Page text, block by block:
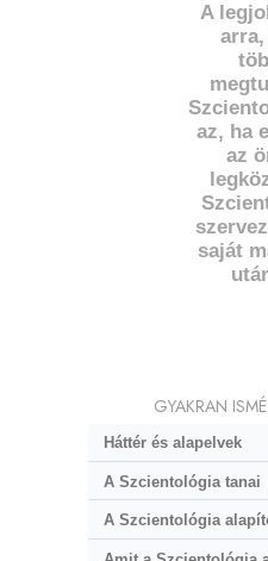
A
az, ha
az
saját
GYAKRAN
Háttér és alapelvek
A Szcientológia tanai
A Szcientológia